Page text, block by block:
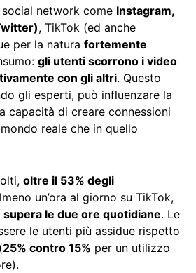
network come Instagram,
, TikTok (ed anche
per la natura fortemente
gli utenti scorrono i video
con gli altri. Questo
gli esperti, può influenzare la
capacità di creare connessioni
reale che in quello
oltre il 53% degli
un’ora al giorno su TikTok,
supera le due ore quotidiane. Le
le utenti più assidue rispetto
25% contro 15% per un utilizzo